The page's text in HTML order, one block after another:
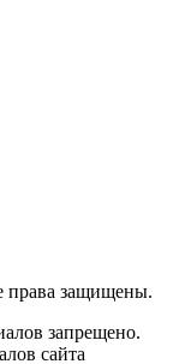
защищены.
запрещено.
сайта